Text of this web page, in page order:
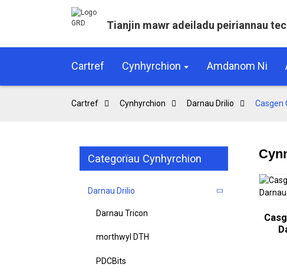
Tianjin mawr adeiladu peiriannau
Cartref Cynhyrchion Amdanom Ni
Cartref Cynhyrchion Darnau Drilio Casgen
Categorïau Cynhyrchion
Darnau Drilio
Darnau Tricon
morthwyl DTH
PDCBits